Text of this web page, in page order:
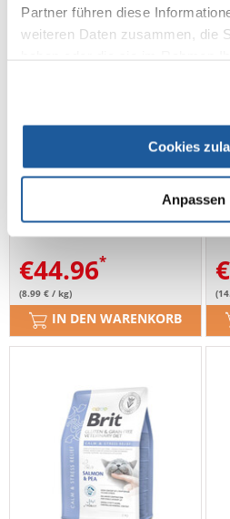
Partner führen diese
weiteren Daten zusammen, die
Cookies
Anpassen
BRIT Grain Free Veterinary
Diets Cat Calm Stress Relief
€44.96
(8.99 € / kg)
IN DEN WARENKORB
€